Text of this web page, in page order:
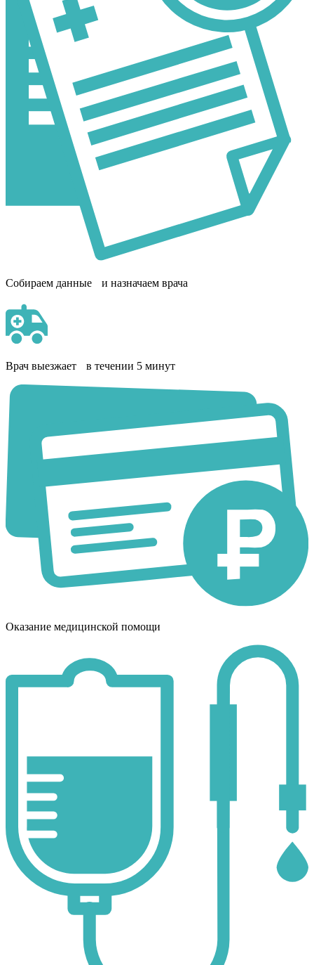
Собираем данные и назначаем врача
Врач выезжает в течении 5 минут
Оказание медицинской помощи